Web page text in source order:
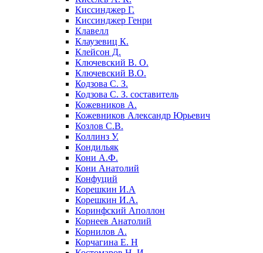
Киссинджер Г.
Киссинджер Генри
Клавелл
Клаузевиц К.
Клейсон Д.
Ключевский В. О.
Ключевский В.О.
Кодзова С. З.
Кодзова С. З. составитель
Кожевников А.
Кожевников Александр Юрьевич
Козлов С.В.
Коллинз У.
Кондильяк
Кони А.Ф.
Кони Анатолий
Конфуций
Корешкин И.А
Корешкин И.А.
Коринфский Аполлон
Корнеев Анатолий
Корнилов А.
Корчагина Е. Н